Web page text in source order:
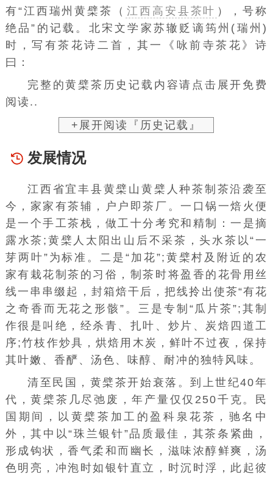
有“江西瑞州黄檗茶（ 江西高安县茶叶 ）
，号称
绝品”的记载。北宋文学家苏辙贬谪筠州(瑞州)
时，写有茶花诗二首，其一《咏前寺茶花》诗
曰：
完整的黄檗茶历史记载内容请点击展开免费
阅读..
+展开阅读『历史记载』
发展情况
江西省宜丰县黄檗山黄檗人种茶制茶沿袭至
今，家家有茶辅，户户即茶厂。一口锅一焙火便
是一个手工茶栈，做工十分考究和精制：一是摘
露水茶;黄檗人太阳出山后不采茶，头水茶以“一
芽两叶”为标准。二是“加花”;黄檗村及附近的农
家有栽花制茶的习俗，制茶时将盈香的花骨用丝
线一串串缀起，封箱焙干后，把线拎出使茶“有花
之奇香而无花之形骸”。三是专制“瓜片茶”;其制
作很是叫绝，经杀青、扎叶、炒片、炭焙四道工
序;竹枝作炒具，烘焙用木炭，鲜叶不过夜，保持
其叶嫩、香酽、汤色、味醇、耐冲的独特风味。
清至民国，黄檗茶开始衰落。到上世纪40年
代，黄檗茶几尽弛废，年产量仅仅250千克。民
国期间，以黄檗茶加工的盈科泉花茶，驰名中
外，其中以“珠兰银针”品质最佳，其茶条紧曲，
形成钩状，香气柔和而幽长，滋味浓醇鲜爽，汤
色明亮，冲泡时如银针直立，时沉时浮，此起彼